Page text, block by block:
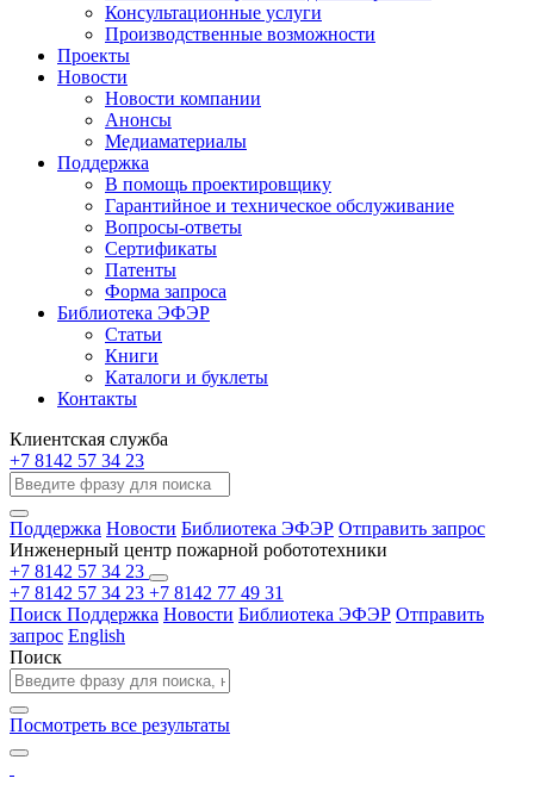
Консультационные услуги
Производственные возможности
Проекты
Новости
Новости компании
Анонсы
Медиаматериалы
Поддержка
В помощь проектировщику
Гарантийное и техническое обслуживание
Вопросы-ответы
Сертификаты
Патенты
Форма запроса
Библиотека ЭФЭР
Статьи
Книги
Каталоги и буклеты
Контакты
Клиентская служба
+7 8142 57 34 23
Поддержка Новости Библиотека ЭФЭР Отправить запрос
Инженерный центр пожарной робототехники
+7 8142 57 34 23
+7 8142 57 34 23 +7 8142 77 49 31
Поиск Поддержка Новости Библиотека ЭФЭР Отправить
запрос English
Поиск
Посмотреть все результаты